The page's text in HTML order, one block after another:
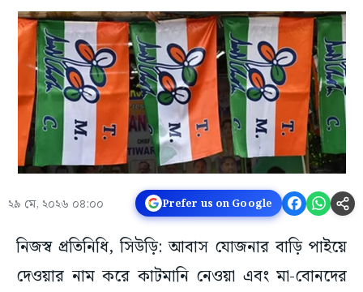
২৯ মে, ২০২৬ ০৪:০০ Prefer us on Google
নিজস্ব প্রতিনিধি, সিউড়ি: আবাস যোজনার বাড়ি পাইয়ে
দেওয়ার নাম করে কাটমানি নেওয়া এবং মা-বোনদের